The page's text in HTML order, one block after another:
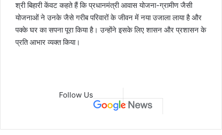
श्री बिहारी केंवट कहते हैं कि प्रधानमंत्री आवास योजना-ग्रामीण जैसी
योजनाओं ने उनके जैसे गरीब परिवारों के जीवन में नया उजाला लाया है और
पक्के घर का सपना पूरा किया है। उन्होंने इसके लिए शासन और प्रशासन के
प्रति आभार व्यक्त किया।
Follow Us